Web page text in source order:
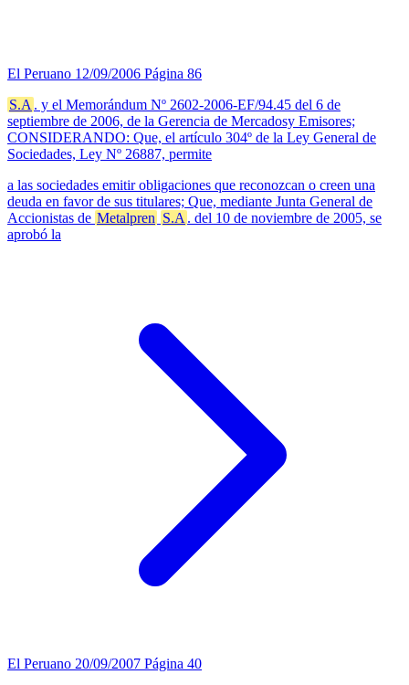
El Peruano 12/09/2006 Página 86
S.A . y el Memorándum Nº 2602-2006-EF/94.45 del 6 de
septiembre de 2006, de la Gerencia de Mercadosy Emisores;
CONSIDERANDO: Que, el artículo 304º de la Ley General de
Sociedades, Ley Nº 26887, permite
a las sociedades emitir obligaciones que reconozcan o creen una
deuda en favor de sus titulares; Que, mediante Junta General de
Accionistas de Metalpren S.A . del 10 de noviembre de 2005, se
aprobó la
El Peruano 20/09/2007 Página 40